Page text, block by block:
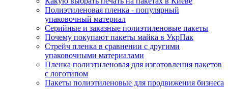
Полиэтиленовая пленка - популярный
упаковочный материал
Серийные и заказные полиэтиленовые пакеты
Почему покупают пакеты майка в УкрПак
Стрейч пленка в сравнении с другими
упаковочными материалами
Пленка полиэтиленовая для изготовления пакетов
с логотипом
Пакеты полиэтиленовые для продвижения бизнеса